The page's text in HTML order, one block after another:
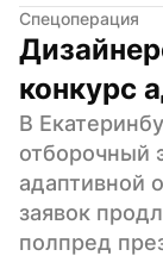
Спецоперация
конкурс
В
отборочный
адаптивной
заявок
полпред